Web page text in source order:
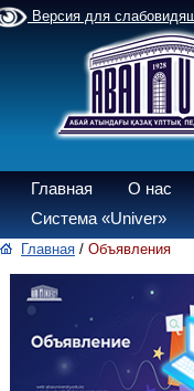
Версия для
Главная О нас
Система «Univer»
Главная / Объявления